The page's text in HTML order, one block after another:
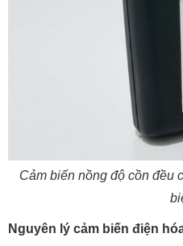
Cảm biến nồng độ cồn đều
Nguyên lý cảm biến điện